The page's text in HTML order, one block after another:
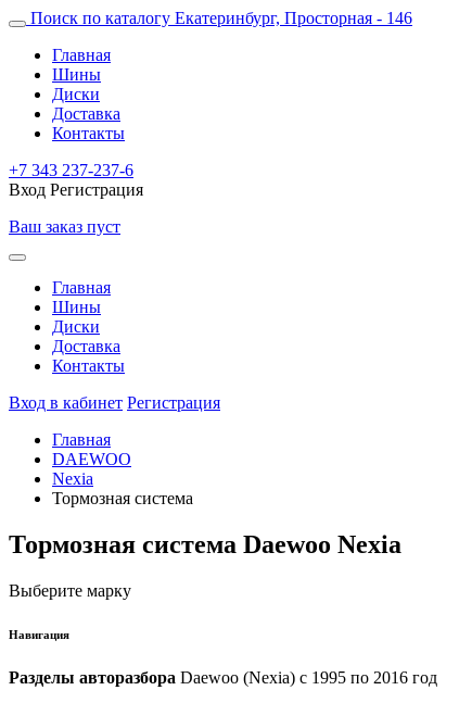
Поиск по каталогу Екатеринбург, Просторная - 146
Главная
Шины
Диски
Доставка
Контакты
+7 343 237-237-6
Вход Регистрация
Ваш заказ пуст
Главная
Шины
Диски
Доставка
Контакты
Вход в кабинет Регистрация
Главная
DAEWOO
Nexia
Тормозная система
Тормозная система Daewoo Nexia
Выберите марку
Навигация
Разделы авторазбора Daewoo (Nexia) с 1995 по 2016 год